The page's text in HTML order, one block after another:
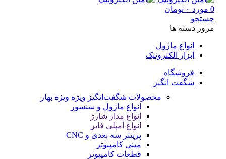
0 مورد ۰ تومان
جستجو
مرور دسته ها
انواع ماژول
ابزار الکترونیک
فروشگاه
شگفت انگیز
محصولات شگفت‌انگیز ویژه ویژه بهار
انواع ماژول و سنسور
انواع مدار شارژ
انواع آمپلی فایر
پرینتر سه بعدی و CNC
مینی کامپیوتر
قطعات کامپیوتر